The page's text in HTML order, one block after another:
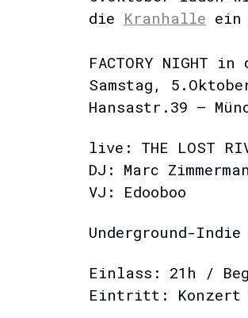
die Kranhalle ein
FACTORY NIGHT
Samstag,
Hansastr.39 –
live: THE LOST
DJ: Marc
VJ: Edooboo
Underground-
Einlass: 21h /
Eintritt: Konzert